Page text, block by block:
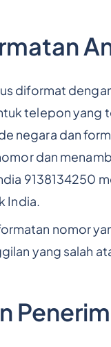
diformat
telepon yang
negara dan
dan
9138134250
India.
nomor
yang salah